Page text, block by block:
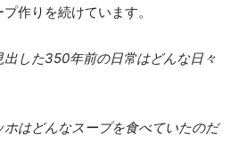
作りを続けています。
出した350年前の日常はどんな日々
ホはどんなスープを食べていたのだ